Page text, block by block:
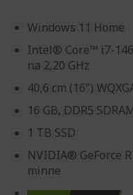
Windows 11 Home
Intel® Core™ i7-
na 2,20 GHz
40,6 cm (16")
16 GB, DDR5
1 TB SSD
NVIDIA® GeForce
minne